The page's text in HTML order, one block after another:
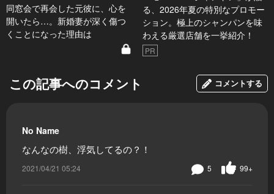
同窓会で再会した元彼に、心を
開いたら…。新婚妻が深く傷つ
くことになった理由は
る、2026年夏の特別なプロモー
ション。極上のシャンパンを味
わえる厳選店舗を一挙紹介！
PR
この記事へのコメント コメントする
No Name
なんなの樹、浮気してるの？！
2021/04/21 05:24 99+
5